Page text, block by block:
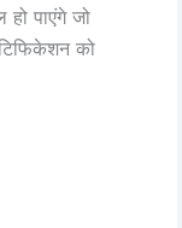
हो पाएंगे जो
को